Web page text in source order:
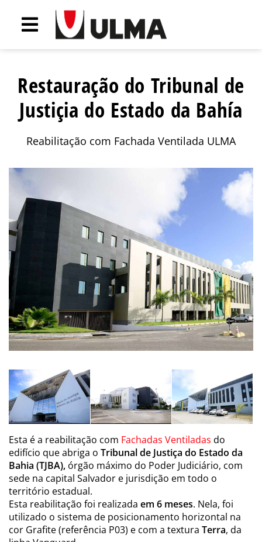
Restauração do Tribunal de
Justiçia do Estado da Bahía
Reabilitação com Fachada Ventilada ULMA
Esta é a reabilitação com Fachadas Ventiladas do
edifício que abriga o Tribunal de Justiça do Estado da
Bahia (TJBA), órgão máximo do Poder Judiciário, com
sede na capital Salvador e jurisdição em todo o
território estadual.
Esta reabilitação foi realizada em 6 meses. Nela, foi
utilizado o sistema de posicionamento horizontal na
cor Grafite (referência P03) e com a textura Terra, da